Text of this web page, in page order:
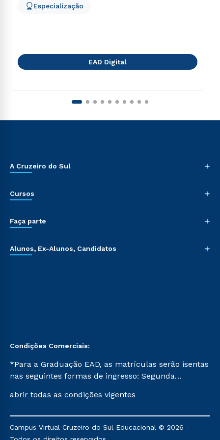
Especialização
EAD Digital
A Cruzeiro do Sul +
Cursos +
Faça parte +
Alunos, Ex-Alunos, Candidatos +
Condições Comerciais:
*Para a Graduação EAD, as matrículas serão isentas
nas seguintes formas de ingresso: Segunda
Já para as demais, a taxa de matrícula será de R$
mencionadas são referentes aos cursos: Ensino
Religioso, Geografia para a Docência e Metodologia
abrir todas as condições vigentes
Campus Virtual Cruzeiro do Sul Educacional © 2026 -